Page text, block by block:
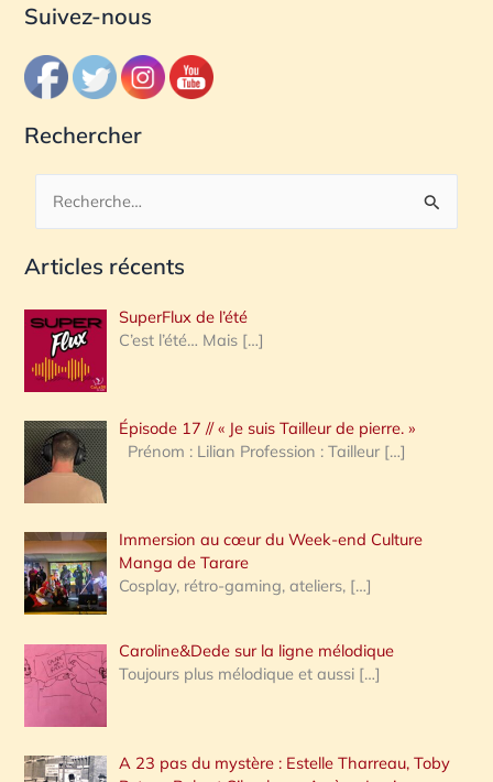
Suivez-nous
Rechercher
c
e
r
c
h
e
:
Articles récents
SuperFlux de l’été
C’est l’été… Mais […]
Épisode 17 // « Je suis Tailleur de pierre. »
Prénom : Lilian Profession : Tailleur […]
Immersion au cœur du Week-end Culture
Manga de Tarare
Cosplay, rétro-gaming, ateliers, […]
Caroline&Dede sur la ligne mélodique
Toujours plus mélodique et aussi […]
A 23 pas du mystère : Estelle Tharreau, Toby